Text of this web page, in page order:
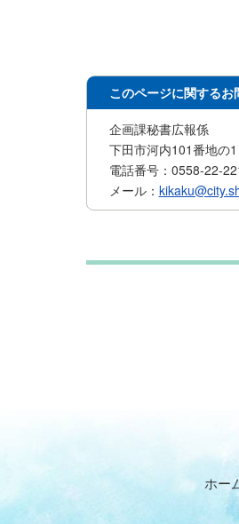
このページに関するお
企画課秘書広報係
下田市河内101番地の1
電話番号：0558-22-
メール：
ホー